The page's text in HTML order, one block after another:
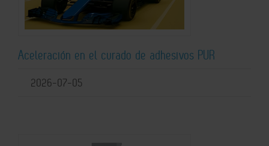
Aceleración en el curado de adhesivos PUR
2026-07-05